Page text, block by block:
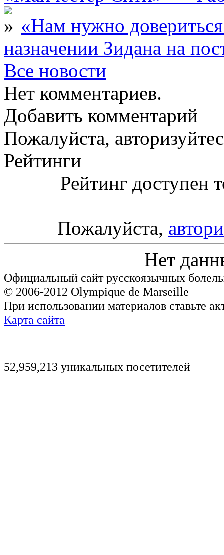
«Нам нужно
назначении Зидана на
Все новости
Нет комментариев.
Добавить комментарий
Пожалуйста,
Рейтинги
Рейтинг доступен
Пожалуйста,
Нет
Официальный сайт русскоязычных
© 2006-2012 Olympique de Marseille
При использовании материалов ставьте
Карта сайта
52,959,213 уникальных посетителей